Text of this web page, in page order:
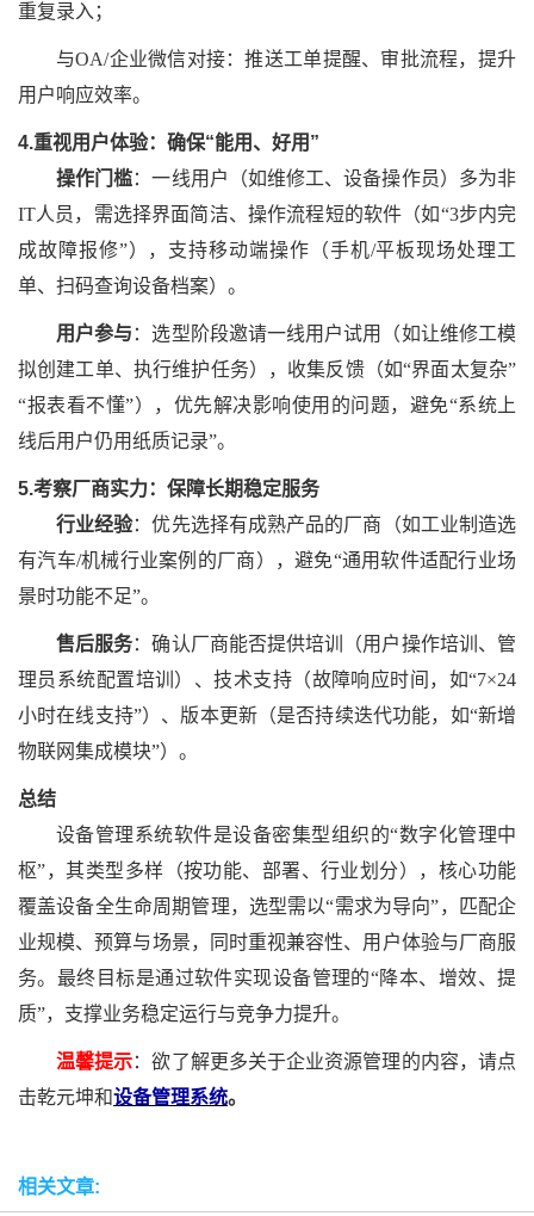
重复录入；
与OA/企业微信对接：推送工单提醒、审批流程，提升
用户响应效率。
4.重视用户体验：确保“能用、好用”
操作门槛：一线用户（如维修工、设备操作员）多为非
IT人员，需选择界面简洁、操作流程短的软件（如“3步内完
成故障报修”），支持移动端操作（手机/平板现场处理工
单、扫码查询设备档案）。
用户参与 ：选型阶段邀请一线用户试用（如让维修工模
拟创建工单、执行维护任务），收集反馈（如“界面太复杂”
“报表看不懂”），优先解决影响使用的问题，避免“系统上
线后用户仍用纸质记录”。
5.考察厂商实力：保障长期稳定服务
行业经验：优先选择有成熟产品的厂商（如工业制造选
有汽车/机械行业案例的厂商），避免“通用软件适配行业场
景时功能不足”。
售后服务：确认厂商能否提供培训（用户操作培训、管
理员系统配置培训）、技术支持（故障响应时间，如“7×24
小时在线支持”）、版本更新（是否持续迭代功能，如“新增
物联网集成模块”）。
总结
设备管理系统软件是设备密集型组织的“数字化管理中
枢”，其类型多样（按功能、部署、行业划分），核心功能
覆盖设备全生命周期管理，选型需以“需求为导向”，匹配企
业规模、预算与场景，同时重视兼容性、用户体验与厂商服
务。最终目标是通过软件实现设备管理的“降本、增效、提
质”，支撑业务稳定运行与竞争力提升。
温馨提示：欲了解更多关于企业资源管理的内容，请点
击乾元坤和设备管理系统。
相关文章: